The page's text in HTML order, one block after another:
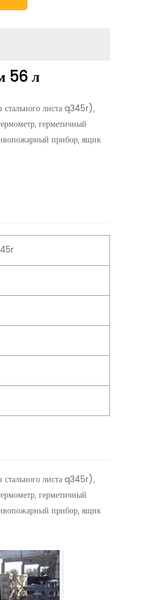
56 л
листа q345r),
герметичный
прибор, ящик
листа q345r),
герметичный
прибор, ящик